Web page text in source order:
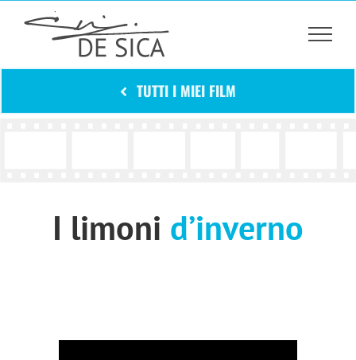
TUTTI I MIEI FILM
I limoni d’inverno